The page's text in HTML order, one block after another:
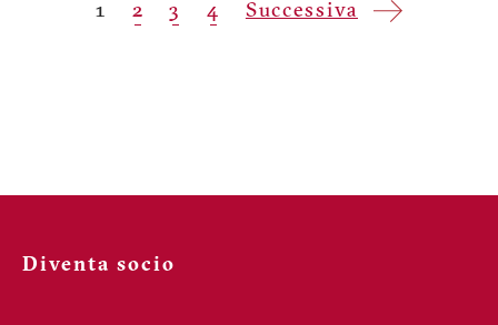
Pagina
1 Pagina
2 Pagina
3 Pagina
4
Pagina
Successiva
Diventa socio